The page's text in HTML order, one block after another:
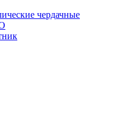
чердачные